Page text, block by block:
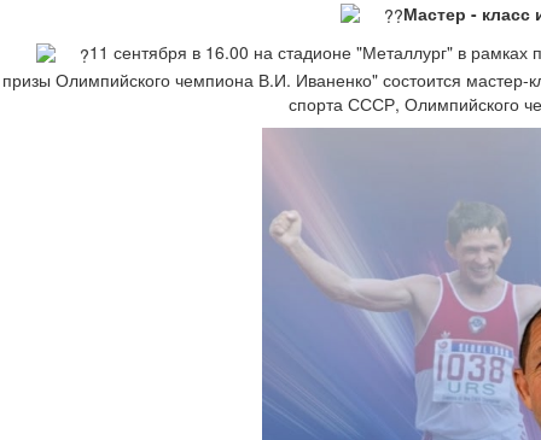
Мастер - класс
11 сентября в 16.00 на стадионе "Металлург" в
призы Олимпийского чемпиона В.И. Иваненко" состоится мастер-
спорта СССР, Олимпийского